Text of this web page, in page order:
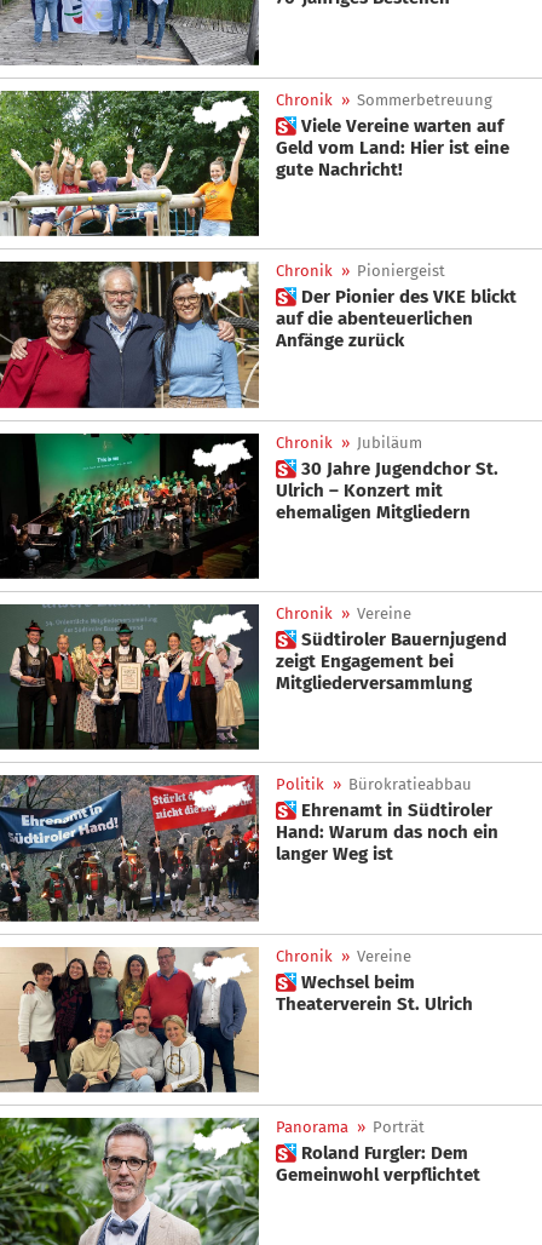
Chronik » Sommerbetreuung
 Viele Vereine warten auf
Geld vom Land: Hier ist eine
gute Nachricht!
Chronik » Pioniergeist
 Der Pionier des VKE blickt
auf die abenteuerlichen
Anfänge zurück
Chronik » Jubiläum
 30 Jahre Jugendchor St.
Ulrich – Konzert mit
ehemaligen Mitgliedern
Chronik » Vereine
 Südtiroler Bauernjugend
zeigt Engagement bei
Mitgliederversammlung
Politik » Bürokratieabbau
 Ehrenamt in Südtiroler
Hand: Warum das noch ein
langer Weg ist
Chronik » Vereine
 Wechsel beim
Theaterverein St. Ulrich
Panorama » Porträt
 Roland Furgler: Dem
Gemeinwohl verpflichtet